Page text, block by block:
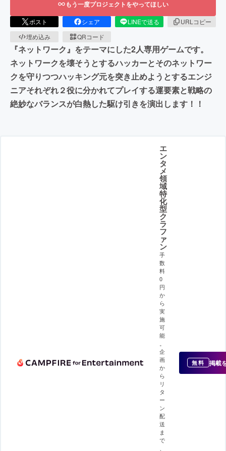
もう一度プロジェクトをやってほしい
ポスト シェア LINEで送る
URLコピー
埋め込み
QRコード
『ネットワーク』をテーマにした2人専用ゲームです。
ネットワークを壊そうとするハッカーとそのネットワー
クを守りつつハッキング元を突き止めようとするエンジ
ニアそれぞれ２役に分かれてプレイする運要素と戦略の
絶妙なバランスが白熱した駆け引きを演出します！！
エ
ン
タ
メ
領
域
特
化
型
ク
ラ
フ
ァ
ン
手
数
料
0
円
か
ら
実
施
可
能
企
画
か
ら
リ
タ
ー
ン
配
送
ま
で
無料 掲載